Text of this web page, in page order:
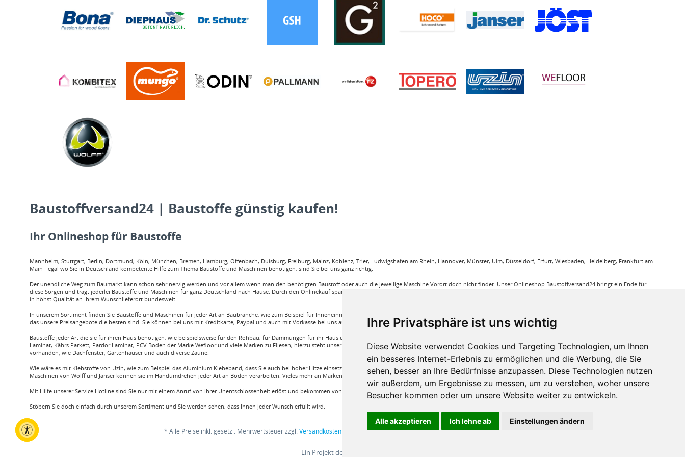
Ihre Privatsphäre ist uns wichtig
Diese Website verwendet Cookies und Targeting Technologien, um Ihnen
ein besseres Internet-Erlebnis zu ermöglichen und die Werbung, die Sie
sehen, besser an Ihre Bedürfnisse anzupassen. Diese Technologien nutzen
wir außerdem, um Ergebnisse zu messen, um zu verstehen, woher unsere
Besucher kommen oder um unsere Website weiter zu entwickeln.
Alle akzeptieren Ich lehne ab Einstellungen ändern
Baustoffversand24 | Baustoffe günstig kaufen!
Ihr Onlineshop für Baustoffe
Mannheim, Stuttgart, Berlin, Dortmund, Köln, München, Bremen, Hamburg, Offenbach, Duisburg, Freiburg, Mainz, Koblenz, Trier, Ludwigshafen am Rhein, Hannover, Münster, Ulm, Düsseldorf, Erfurt, Wiesbaden, Heidelberg, Frankfurt am
Main - egal wo Sie in Deutschland kompetente Hilfe zum Thema Baustoffe und Maschinen benötigen, sind Sie bei uns ganz richtig.
Der unendliche Weg zum Baumarkt kann schon sehr nervig werden und vor allem wenn man den benötigten Baustoff oder auch die jeweilige Maschine Vorort doch nicht findet. Unser Onlineshop Baustoffversand24 bringt ein Ende für
diese Sorgen und trägt jederlei Baustoffe und Maschinen für ganz Deutschland nach Hause. Durch den Onlinekauf spart man sehr viel Zeit und körperliche Anstrengung. Sie bestellen bequem online und wir liefern die jeweiligen Produkte
in höhst Qualität an Ihrem Wunschlieferort bundesweit.
In unserem Sortiment finden Sie Baustoffe und Maschinen für jeder Art an Baubranche, wie zum Beispiel für Inneneinrichtung, Böden und viele weitere. Wir garantieren Ihnen bei unseren Produkten den Triefpreis, Sie können sicher sein
das unsere Preisangebote die besten sind. Sie können bei uns mit Kreditkarte, Paypal und auch mit Vorkasse bei uns auf Rechnung Baustoffe kaufen.
Baustoffe jeder Art die sie für ihren Haus benötigen, wie beispielsweise für den Rohbau, für Dämmungen für ihr Haus und für den Innenausbau. Wir führen Außerdem eine große Auswahl an Bodenbelägen wie GUNREBEN Parkett, JOKA
Laminat, Kährs Parkett, Pardor Laminat, PCV Boden der Marke Wefloor und viele Marken zu Fliesen, hierzu steht unser Service Team aus Fachprofis zur Hilfe bereit. Baustoffe für den Außenbereich haben wir ebenso in unserem Sortiment
vorhanden, wie Dachfenster, Gartenhäuser und auch diverse Zäune.
Wie wäre es mit Klebstoffe von Uzin, wie zum Beispiel das Aluminium Klebeband, dass Sie auch bei hoher Hitze einsetzen können oder auch ein Klebstoff von Bona, dass für verkleben von Massivholzdielen in Einsatz kommt. Mit den
Maschinen von Wolff und Janser können sie im Handumdrehen jeder Art an Boden verarbeiten. Vieles mehr an Marken und Artikel nur bei uns im Onlineshop!
Mit Hilfe unserer Service Hotline sind Sie nur mit einem Anruf von ihrer Unentschlossenheit erlöst und bekommen von einem Fachprofi die beste Produktwahl die für sie relevant ist.
Stöbern Sie doch einfach durch unserem Sortiment und Sie werden sehen, dass Ihnen jeder Wunsch erfüllt wird.
* Alle Preise inkl. gesetzl. Mehrwertsteuer zzgl.Versandkostenund ggf. Nachnahmegebühren, wenn nicht anders beschrieben
Ein Projekt der